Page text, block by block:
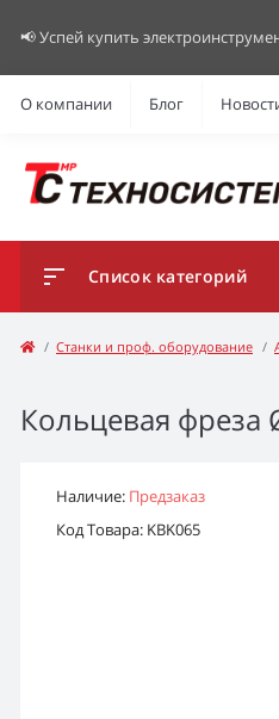
📢 Успей купить
О компании Блог
Список категорий
Станки и проф. оборудование
Кольцевая фреза
Наличие: Предзаказ
Код Товара: KBK065